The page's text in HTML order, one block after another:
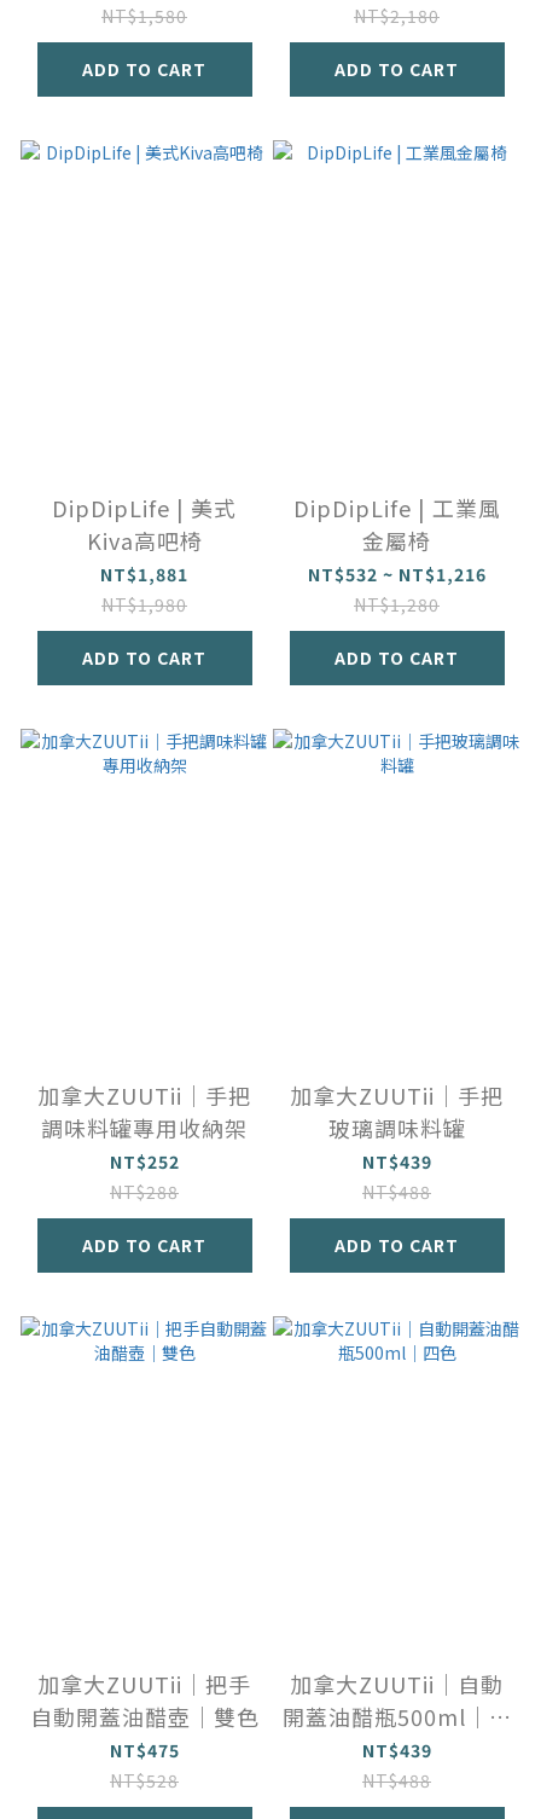
NT$1,580
ADD TO CART
NT$2,180
ADD TO CART
DipDipLife | 美式
Kiva高吧椅
NT$1,881
NT$1,980
ADD TO CART
DipDipLife | 工業風
金屬椅
NT$532 ~ NT$1,216
NT$1,280
ADD TO CART
加拿大ZUUTii｜手把
調味料罐專用收納架
NT$252
NT$288
ADD TO CART
加拿大ZUUTii｜手把
玻璃調味料罐
NT$439
NT$488
ADD TO CART
加拿大ZUUTii｜把手
自動開蓋油醋壺｜雙色
NT$475
NT$528
加拿大ZUUTii｜自動
開蓋油醋瓶500ml｜四
色
NT$439
NT$488